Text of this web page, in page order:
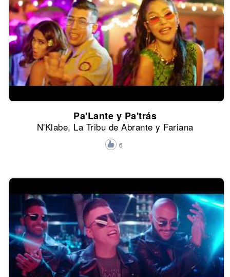
Pa'Lante y Pa'trás
N'Klabe, La Tribu de Abrante y Fariana
6